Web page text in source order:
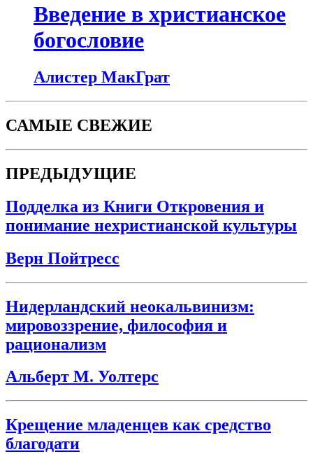
Введение в христианское
богословие
Алистер МакГрат
САМЫЕ СВЕЖИЕ
ПРЕДЫДУЩИЕ
Подделка из Книги Откровения и
понимание нехристианской культуры
Верн Пойтресс
Нидерландский неокальвинизм:
мировоззрение, философия и
рационализм
Альберт М. Уолтерс
Крещение младенцев как средство
благодати